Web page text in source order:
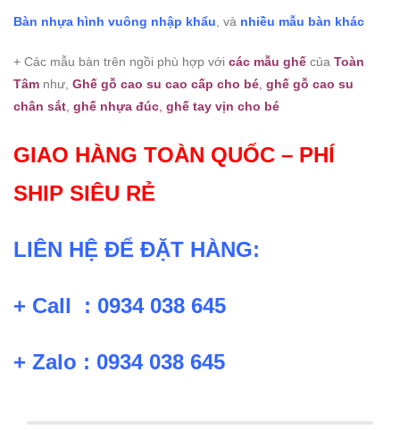
Bàn nhựa hình vuông nhập khẩu, và nhiều mẫu bàn khác
+ Các mẫu bàn trên ngồi phù hợp với các mẫu ghế của Toàn
Tâm như, Ghế gỗ cao su cao cấp cho bé, ghế gỗ cao su
chân sắt, ghế nhựa đúc, ghế tay vịn cho bé
GIAO HÀNG TOÀN QUỐC – PHÍ
SHIP SIÊU RẺ
LIÊN HỆ ĐỂ ĐẶT HÀNG:
+ Call : 0934 038 645
+ Zalo : 0934 038 645